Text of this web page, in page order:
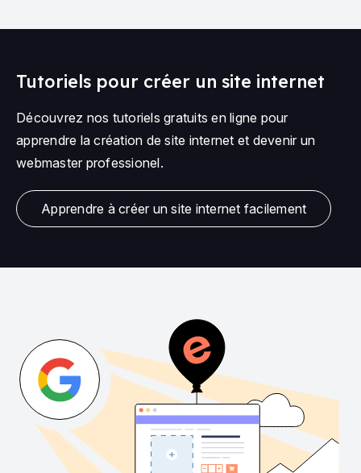
Tutoriels pour créer un site internet
Découvrez nos tutoriels gratuits en ligne pour
apprendre la création de site internet et devenir un
webmaster professionel.
Apprendre à créer un site internet facilement